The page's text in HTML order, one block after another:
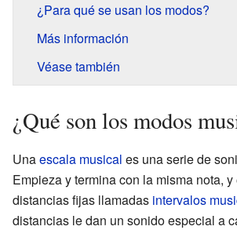
¿Para qué se usan los modos?
Más información
Véase también
¿Qué son los modos
Unaescala musical es una serie de
Empieza y termina con la misma nota,
distancias fijas llamadas intervalos
distancias le dan un sonido especial a